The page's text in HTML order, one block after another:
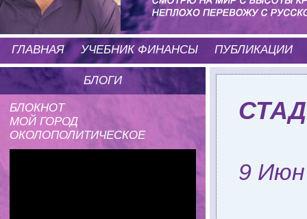
ГЛАВНАЯ УЧЕБНИК ФИНАНСЫ ПУБЛИКАЦИИ
БЛОГИ
БЛОКНОТ
МОЙ ГОРОД
ОКОЛОПОЛИТИЧЕСКОЕ
9